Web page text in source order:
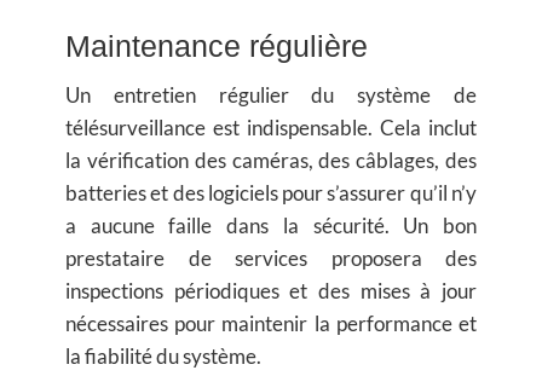
Maintenance régulière
Un entretien régulier du système de
télésurveillance est indispensable. Cela inclut
la vérification des caméras, des câblages, des
batteries et des logiciels pour s’assurer qu’il n’y
a aucune faille dans la sécurité. Un bon
prestataire de services proposera des
inspections périodiques et des mises à jour
nécessaires pour maintenir la performance et
la fiabilité du système.